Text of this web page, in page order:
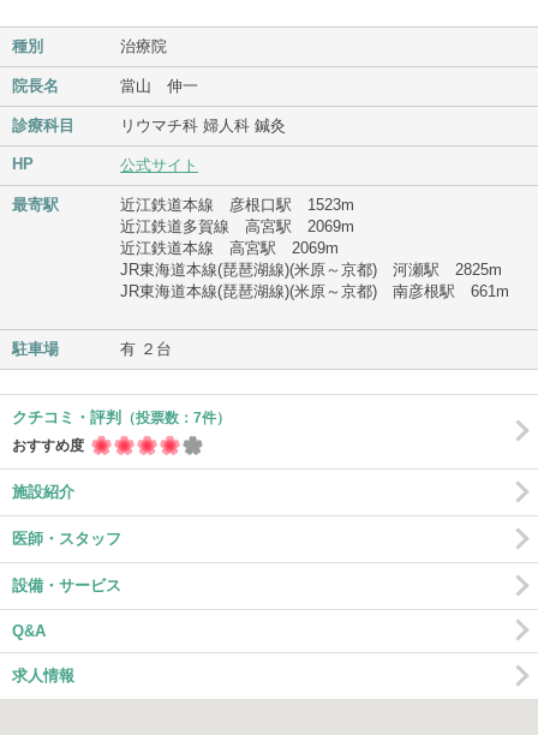
種別 治療院
院長名 當山 伸一
診療科目 リウマチ科 婦人科 鍼灸
HP 公式サイト
最寄駅
近江鉄道本線 彦根口駅 1523m
近江鉄道多賀線 高宮駅 2069m
近江鉄道本線 高宮駅 2069m
JR東海道本線(琵琶湖線)(米原～京都) 河瀬駅 2825m
JR東海道本線(琵琶湖線)(米原～京都) 南彦根駅 661m
駐車場 有 ２台
クチコミ・評判 （投票数：7件）
おすすめ度
施設紹介
医師・スタッフ
設備・サービス
Q&A
求人情報